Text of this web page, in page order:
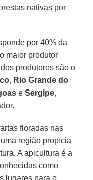
nativas por
por 40% da
maior produtor
produtores são o
, Rio Grande do
eSergipe,
floradas nas
região propícia
A apicultura é a
como
lugares para o